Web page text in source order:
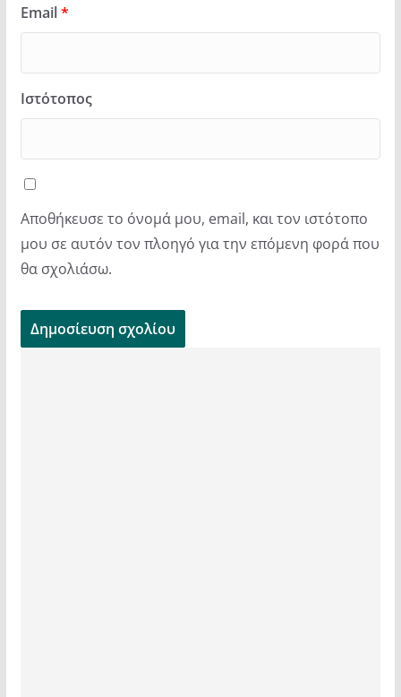
Email*
Ιστότοπος
Αποθήκευσε το όνομά μου, email, και τον ιστότοπο
μου σε αυτόν τον πλοηγό για την επόμενη φορά που
θα σχολιάσω.